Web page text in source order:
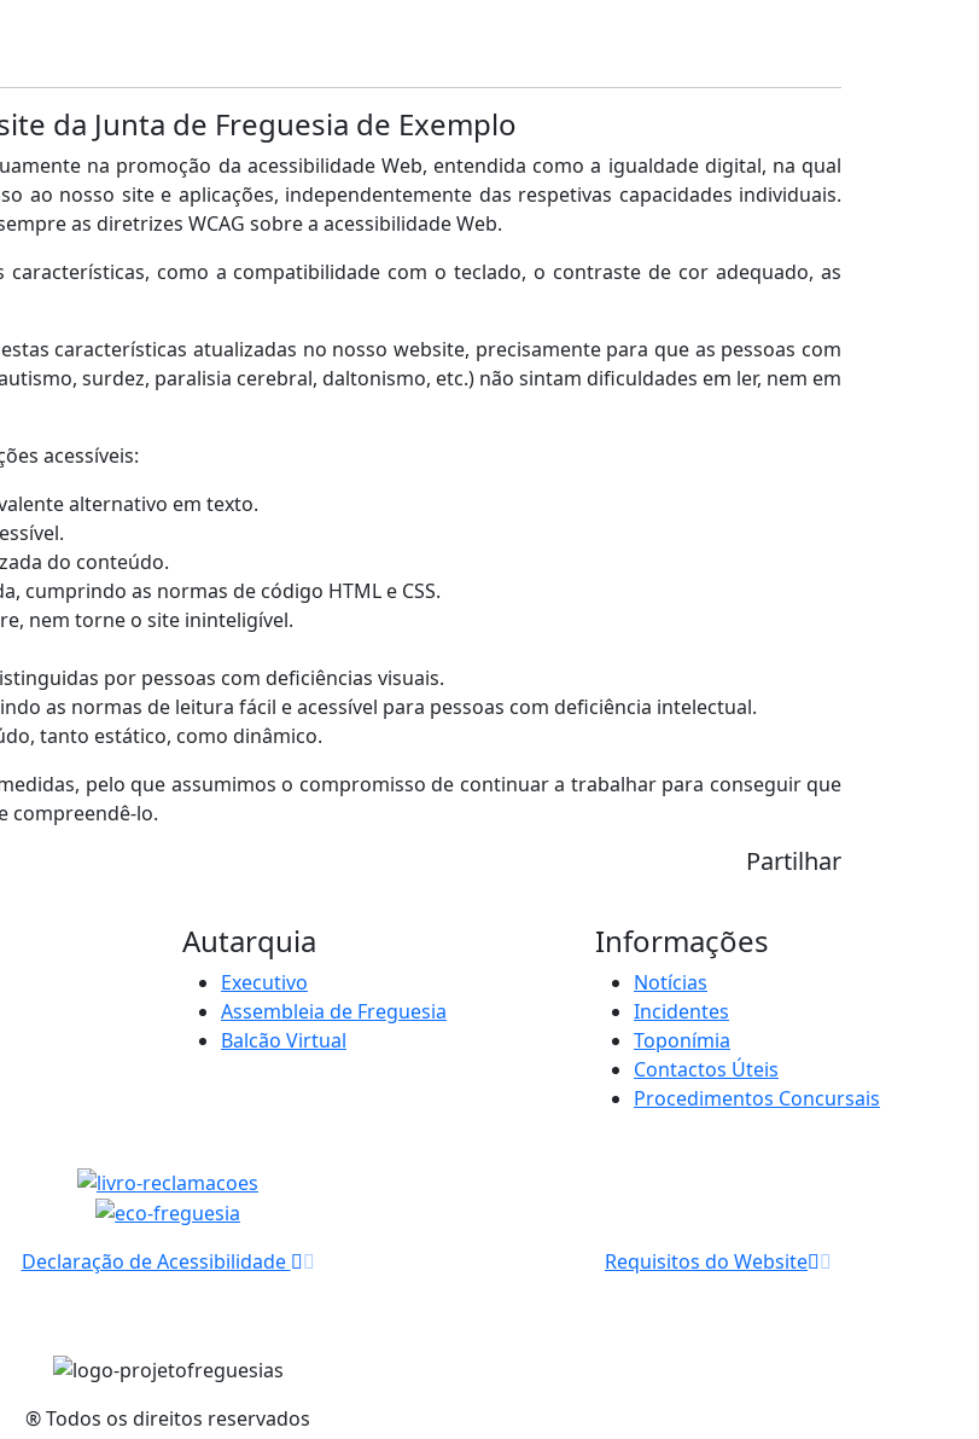
da Junta de Freguesia de Exemplo
na promoção da acessibilidade Web, entendida como a igualdade digital, na qual
ao nosso site e aplicações, independentemente das respetivas capacidades individuais.
as diretrizes WCAG sobre a acessibilidade Web.
como a compatibilidade com o teclado, o contraste de cor adequado, as
características atualizadas no nosso website, precisamente para que as pessoas com
surdez, paralisia cerebral, daltonismo, etc.) não sintam dificuldades em ler, nem em
acessíveis:
alternativo em texto.
do conteúdo.
cumprindo as normas de código HTML e CSS.
nem torne o site ininteligível.
por pessoas com deficiências visuais.
as normas de leitura fácil e acessível para pessoas com deficiência intelectual.
tanto estático, como dinâmico.
pelo que assumimos o compromisso de continuar a trabalhar para conseguir que
compreendê-lo.
Partilhar
Autarquia
Executivo
Assembleia de Freguesia
Balcão Virtual
Informações
Notícias
Incidentes
Toponímia
Contactos Úteis
Procedimentos Concursais
Declaração de Acessibilidade
Requisitos do Website
® Todos os direitos reservados